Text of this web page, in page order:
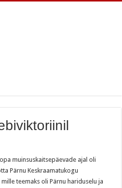
muinsuskaitsepäevade ajal oli
Pärnu Keskraamatukogu
teemaks oli Pärnu hariduselu ja